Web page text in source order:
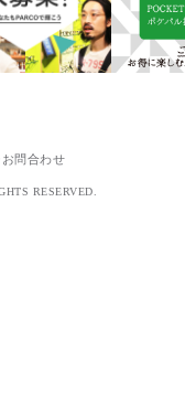
お問合わせ
RESERVED.